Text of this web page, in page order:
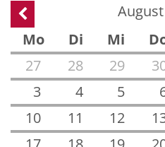
Vorherige Seite
Mo
Di Mi
27
28 29
3
4 5
10
11 12